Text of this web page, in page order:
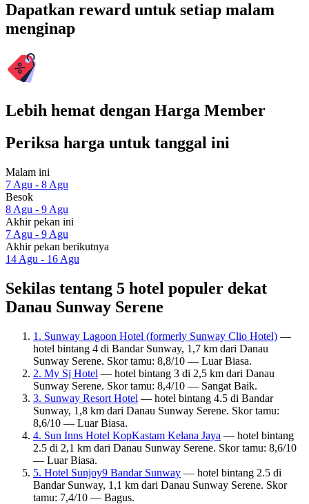
Dapatkan reward untuk setiap malam
menginap
Lebih hemat dengan Harga Member
Periksa harga untuk tanggal ini
Malam ini
7 Agu - 8 Agu
Besok
8 Agu - 9 Agu
Akhir pekan ini
7 Agu - 9 Agu
Akhir pekan berikutnya
14 Agu - 16 Agu
Sekilas tentang 5 hotel populer dekat
Danau Sunway Serene
1. Sunway Lagoon Hotel (formerly Sunway Clio Hotel) —
hotel bintang 4 di Bandar Sunway, 1,7 km dari Danau
Sunway Serene. Skor tamu: 8,8/10 — Luar Biasa.
2. My Sj Hotel — hotel bintang 3 di 2,5 km dari Danau
Sunway Serene. Skor tamu: 8,4/10 — Sangat Baik.
3. Sunway Resort Hotel — hotel bintang 4.5 di Bandar
Sunway, 1,8 km dari Danau Sunway Serene. Skor tamu:
8,6/10 — Luar Biasa.
4. Sun Inns Hotel KopKastam Kelana Jaya — hotel bintang
2.5 di 2,1 km dari Danau Sunway Serene. Skor tamu: 8,6/10
— Luar Biasa.
5. Hotel Sunjoy9 Bandar Sunway — hotel bintang 2.5 di
Bandar Sunway, 1,1 km dari Danau Sunway Serene. Skor
tamu: 7,4/10 — Bagus.